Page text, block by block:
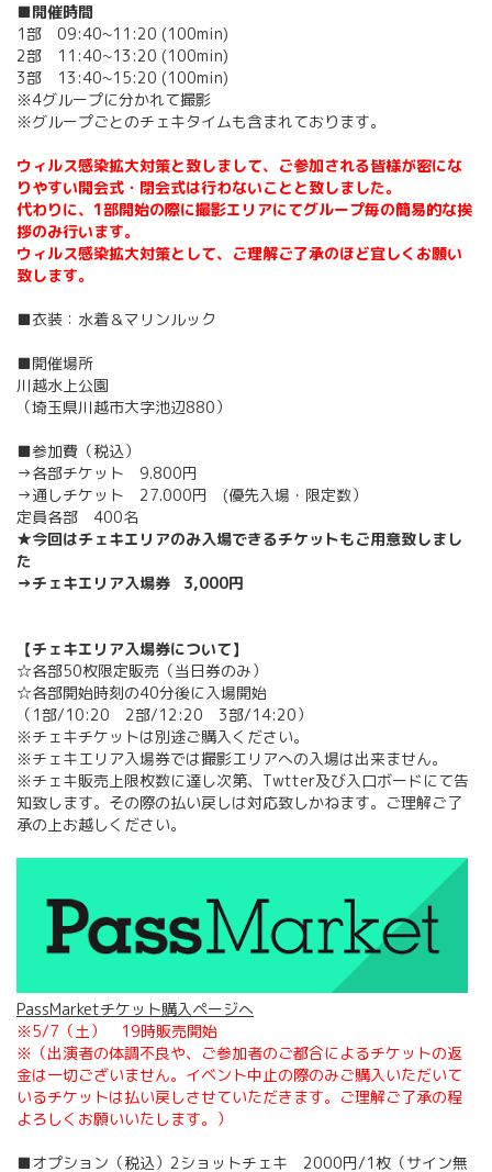
■開催時間
1部 09:40~11:20 (100min)
2部 11:40~13:20 (100min)
3部 13:40~15:20 (100min)
※4グループに分かれて撮影
※グループごとのチェキタイムも含まれております。
ウィルス感染拡大対策と致しまして、ご参加される皆様が密にな
りやすい開会式・閉会式は行わないことと致しました。
代わりに、1部開始の際に撮影エリアにてグループ毎の簡易的な挨
拶のみ行います。
ウィルス感染拡大対策として、ご理解ご了承のほど宜しくお願い
致します。
■衣装：水着＆マリンルック
■開催場所
川越水上公園
（埼玉県川越市大字池辺880）
■参加費（税込）
→各部チケット 9.800円
→通しチケット 27.000円 (優先入場・限定数）
定員各部 400名
★今回はチェキエリアのみ入場できるチケットもご用意致しまし
た
→チェキエリア入場券 3,000円
【チェキエリア入場券について】
☆各部50枚限定販売（当日券のみ）
☆各部開始時刻の40分後に入場開始
（1部/10:20 2部/12:20 3部/14:20）
※チェキチケットは別途ご購入ください。
※チェキエリア入場券では撮影エリアへの入場は出来ません。
※チェキ販売上限枚数に達し次第、Twtter及び入口ボードにて告
知致します。その際の払い戻しは対応致しかねます。ご理解ご了
承の上お越しください。
PassMarketチケット購入ページへ
※5/7（土） 19時販売開始
※（出演者の体調不良や、ご参加者のご都合によるチケットの返
金は一切ございません。イベント中止の際のみご購入いただいて
いるチケットは払い戻しさせていただきます。ご理解ご了承の程
よろしくお願いいたします。）
■オプション（税込）2ショットチェキ 2000円/1枚（サイン無